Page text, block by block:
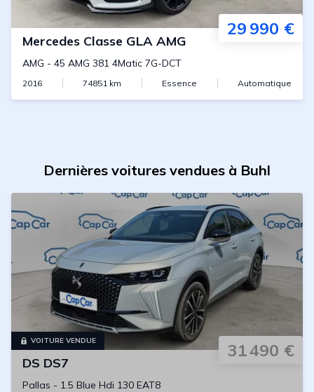
29 990 €
Mercedes Classe GLA AMG
AMG - 45 AMG 381 4Matic 7G-DCT
2016 74851 km Essence Automatique
Dernières voitures vendues à Buhl
VOITURE VENDUE 31 490 €
DS DS7
Pallas - 1.5 Blue Hdi 130 EAT8